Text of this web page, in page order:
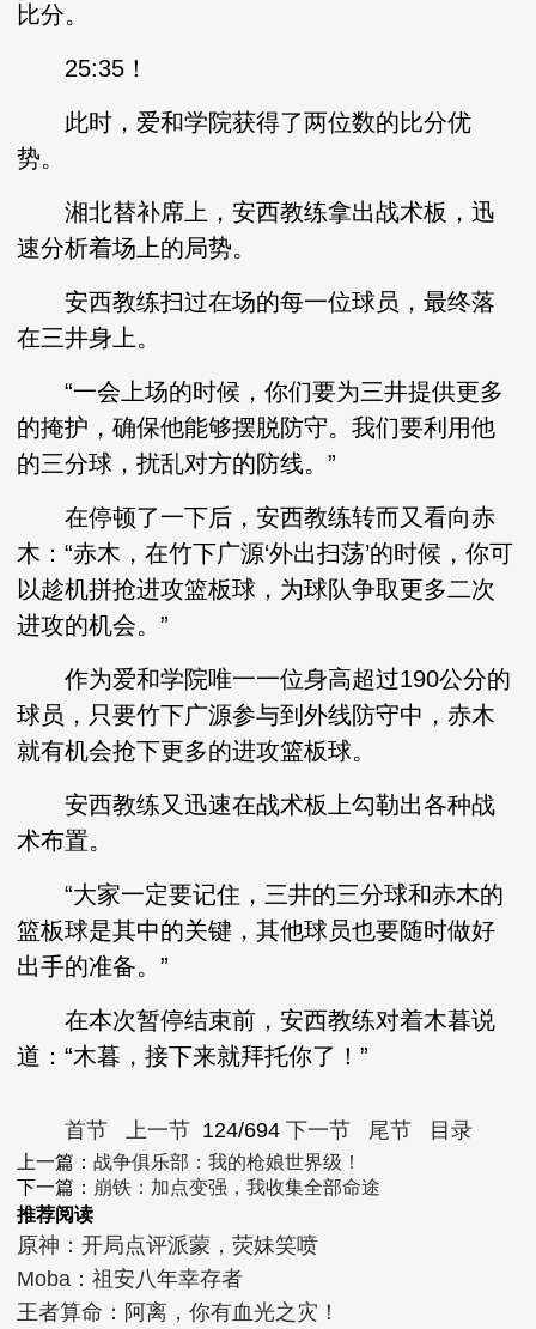
比分。
25:35！
此时，爱和学院获得了两位数的比分优
势。
湘北替补席上，安西教练拿出战术板，迅
速分析着场上的局势。
安西教练扫过在场的每一位球员，最终落
在三井身上。
“一会上场的时候，你们要为三井提供更多
的掩护，确保他能够摆脱防守。我们要利用他
的三分球，扰乱对方的防线。”
在停顿了一下后，安西教练转而又看向赤
木：“赤木，在竹下广源‘外出扫荡’的时候，你可
以趁机拼抢进攻篮板球，为球队争取更多二次
进攻的机会。”
作为爱和学院唯一一位身高超过190公分的
球员，只要竹下广源参与到外线防守中，赤木
就有机会抢下更多的进攻篮板球。
安西教练又迅速在战术板上勾勒出各种战
术布置。
“大家一定要记住，三井的三分球和赤木的
篮板球是其中的关键，其他球员也要随时做好
出手的准备。”
在本次暂停结束前，安西教练对着木暮说
道：“木暮，接下来就拜托你了！”
首节 上一节 124/694 下一节 尾节 目录
上一篇：战争俱乐部：我的枪娘世界级！
下一篇： 崩铁：加点变强，我收集全部命途
推荐阅读
原神：开局点评派蒙，荧妹笑喷
Moba：祖安八年幸存者
王者算命：阿离，你有血光之灾！